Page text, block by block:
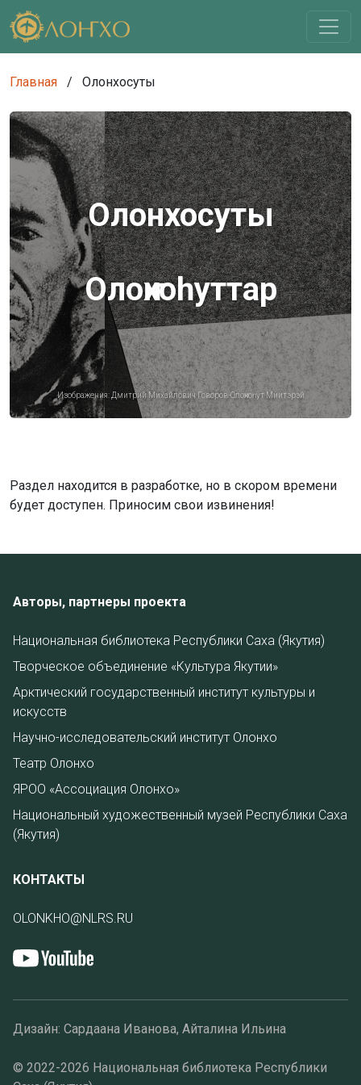
Главная / Олонхосуты
Олонхосуты
Олоҥхоһуттар
Изображения: Дмитрий Михайлович Говоров-Олоҥхоһут Миитэрэй
Раздел находится в разработке, но в скором времени
будет доступен. Приносим свои извинения!
Авторы, партнеры проекта
Национальная библиотека Республики Саха (Якутия)
Творческое объединение «Культура Якутии»
Арктический государственный институт культуры и
искусств
Научно-исследовательский институт Олонхо
Театр Олонхо
ЯРОО «Ассоциация Олонхо»
Национальный художественный музей Республики Саха
(Якутия)
КОНТАКТЫ
OLONKHO@NLRS.RU
Дизайн: Сардаана Иванова, Айталина Ильина
© 2022-2026 Национальная библиотека Республики